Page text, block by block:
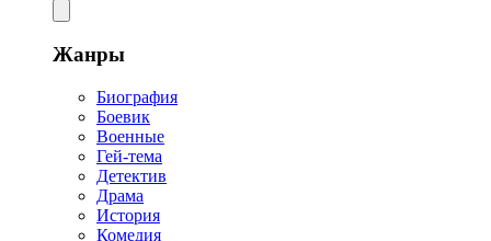
Жанры
Биография
Боевик
Военные
Гей-тема
Детектив
Драма
История
Комедия